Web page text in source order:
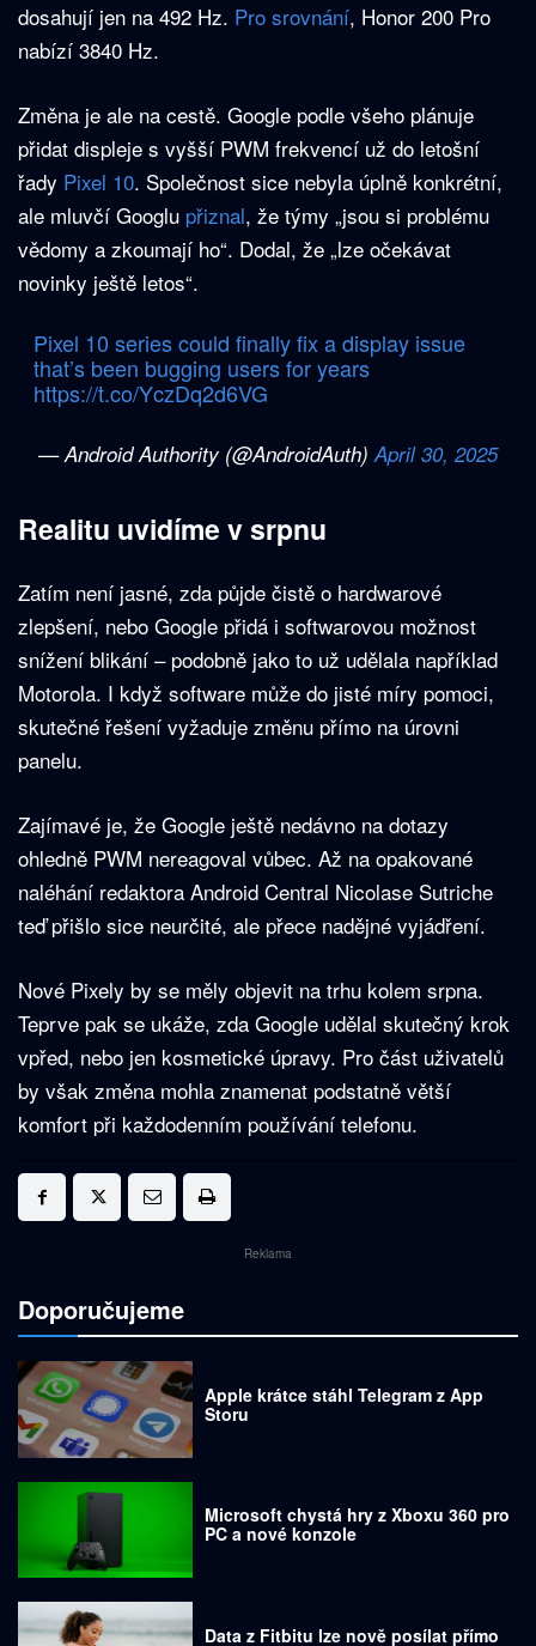
dosahují jen na 492 Hz. Pro srovnání, Honor 200 Pro
nabízí 3840 Hz.
Změna je ale na cestě. Google podle všeho plánuje
přidat displeje s vyšší PWM frekvencí už do letošní
řady Pixel 10. Společnost sice nebyla úplně konkrétní,
ale mluvčí Googlu přiznal, že týmy „jsou si problému
vědomy a zkoumají ho“. Dodal, že „lze očekávat
novinky ještě letos“.
Pixel 10 series could finally fix a display issue
that’s been bugging users for years
https://t.co/YczDq2d6VG
— Android Authority (@AndroidAuth)April 30, 2025
Realitu uvidíme v srpnu
Zatím není jasné, zda půjde čistě o hardwarové
zlepšení, nebo Google přidá i softwarovou možnost
snížení blikání – podobně jako to už udělala například
Motorola. I když software může do jisté míry pomoci,
skutečné řešení vyžaduje změnu přímo na úrovni
panelu.
Zajímavé je, že Google ještě nedávno na dotazy
ohledně PWM nereagoval vůbec. Až na opakované
naléhání redaktora Android Central Nicolase Sutriche
teď přišlo sice neurčité, ale přece nadějné vyjádření.
Nové Pixely by se měly objevit na trhu kolem srpna.
Teprve pak se ukáže, zda Google udělal skutečný krok
vpřed, nebo jen kosmetické úpravy. Pro část uživatelů
by však změna mohla znamenat podstatně větší
komfort při každodenním používání telefonu.
Reklama
Doporučujeme
Apple krátce stáhl Telegram z App
Storu
Microsoft chystá hry z Xboxu 360 pro
PC a nové konzole
Data z Fitbitu lze nově posílat přímo